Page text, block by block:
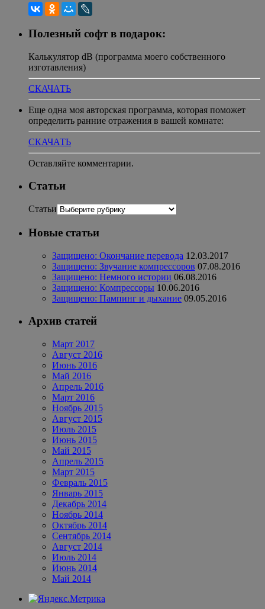
Полезный софт в подарок:
Калькулятор dB (программа моего собственного
изготавления)
СКАЧАТЬ
Еще одна моя авторская программа, которая поможет
определить ранние отражения в вашей комнате:
СКАЧАТЬ
Оставляйте комментарии.
Статьи
Статьи
Новые статьи
Защищено: Окончание перевода 12.03.2017
Защищено: Звучание компрессоров 07.08.2016
Защищено: Немного истории 06.08.2016
Защищено: Компрессоры 10.06.2016
Защищено: Пампинг и дыхание 09.05.2016
Архив статей
Март 2017
Август 2016
Июнь 2016
Май 2016
Апрель 2016
Март 2016
Ноябрь 2015
Август 2015
Июль 2015
Июнь 2015
Май 2015
Апрель 2015
Март 2015
Февраль 2015
Январь 2015
Декабрь 2014
Ноябрь 2014
Октябрь 2014
Сентябрь 2014
Август 2014
Июль 2014
Июнь 2014
Май 2014